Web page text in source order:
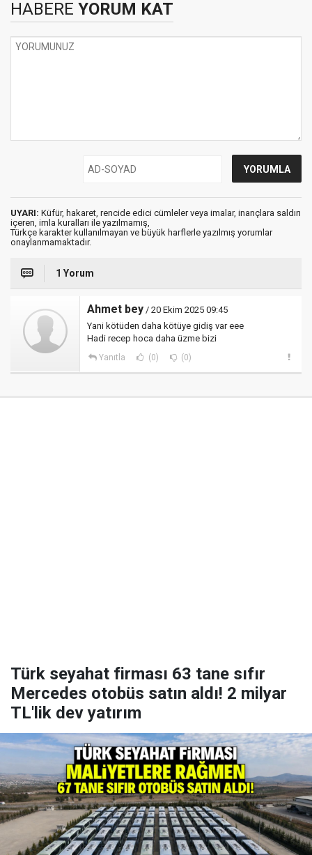
HABERE YORUM KAT
UYARI: Küfür, hakaret, rencide edici cümleler veya imalar, inançlara saldırı
içeren, imla kuralları ile yazılmamış,
Türkçe karakter kullanılmayan ve büyük harflerle yazılmış yorumlar
onaylanmamaktadır.
1 Yorum
Ahmet bey / 20 Ekim 2025 09:45
Yani kötüden daha kötüye gidiş var eee
Hadi recep hoca daha üzme bizi
Yanıtla (0) (0)
Türk seyahat firması 63 tane sıfır
Mercedes otobüs satın aldı! 2 milyar
TL'lik dev yatırım